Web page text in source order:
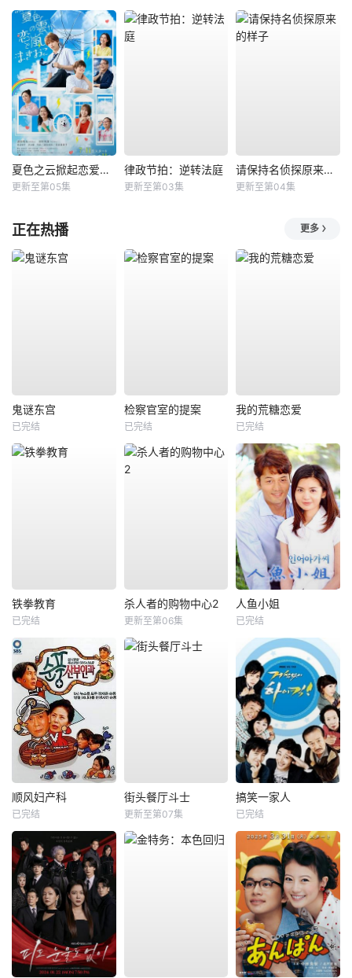
夏色之云掀起恋爱与风暴
更新至第05集
律政节拍：逆转法庭
更新至第03集
请保持名侦探原来的样子
更新至第04集
正在热播 更多
鬼谜东宫
已完结
检察官室的提案
已完结
我的荒糖恋爱
已完结
铁拳教育
已完结
杀人者的购物中心2
更新至第06集
人鱼小姐
已完结
顺风妇产科
已完结
街头餐厅斗士
更新至第07集
搞笑一家人
已完结